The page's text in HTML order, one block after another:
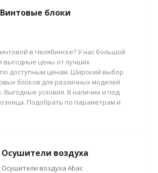
Винтовые блоки
в Челябинске? У нас большой
выгодные цены от лучших
доступным ценам. Широкий выбор
блоков для различных моделей
Выгодные условия. В наличии и под
Подобрать по параметрам и
Осушители воздуха
Осушители воздуха Abac